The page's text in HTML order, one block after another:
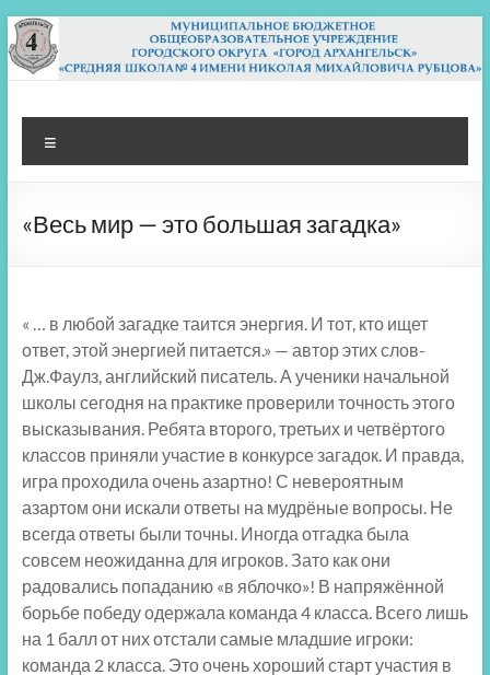
Перейти
к
содержимому
МБОУ СШ 4
Архангельск
«Весь мир — это большая загадка»
« … в любой загадке таится энергия. И тот, кто ищет
ответ, этой энергией питается.» — автор этих слов-
Дж.Фаулз, английский писатель. А ученики начальной
школы сегодня на практике проверили точность этого
высказывания. Ребята второго, третьих и четвёртого
классов приняли участие в конкурсе загадок. И правда,
игра проходила очень азартно! С невероятным
азартом они искали ответы на мудрёные вопросы. Не
всегда ответы были точны. Иногда отгадка была
совсем неожиданна для игроков. Зато как они
радовались попаданию «в яблочко»! В напряжённой
борьбе победу одержала команда 4 класса. Всего лишь
на 1 балл от них отстали самые младшие игроки:
команда 2 класса. Это очень хороший старт участия в